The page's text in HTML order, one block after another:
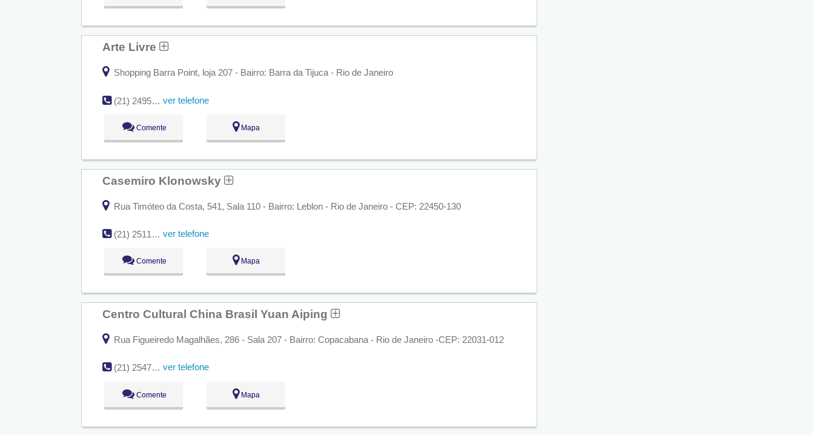
Arte Livre
Shopping Barra Point, loja 207 - Bairro: Barra da Tijuca - Rio de Janeiro
(21) 2495-0546 ver telefone
Comente Mapa
Casemiro Klonowsky
Rua Timóteo da Costa, 541, Sala 110 - Bairro: Leblon - Rio de Janeiro - CEP: 22450-130
(21) 2511-1500 ver telefone
Comente Mapa
Centro Cultural China Brasil Yuan Aiping
Rua Figueiredo Magalhães, 286 - Sala 207 - Bairro: Copacabana - Rio de Janeiro -CEP: 22031-012
(21) 2547-0499 ver telefone
Comente Mapa